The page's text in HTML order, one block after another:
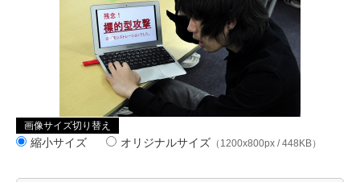
画像サイズ切り替え
縮小サイズ オリジナルサイズ （1200x800px / 448KB）